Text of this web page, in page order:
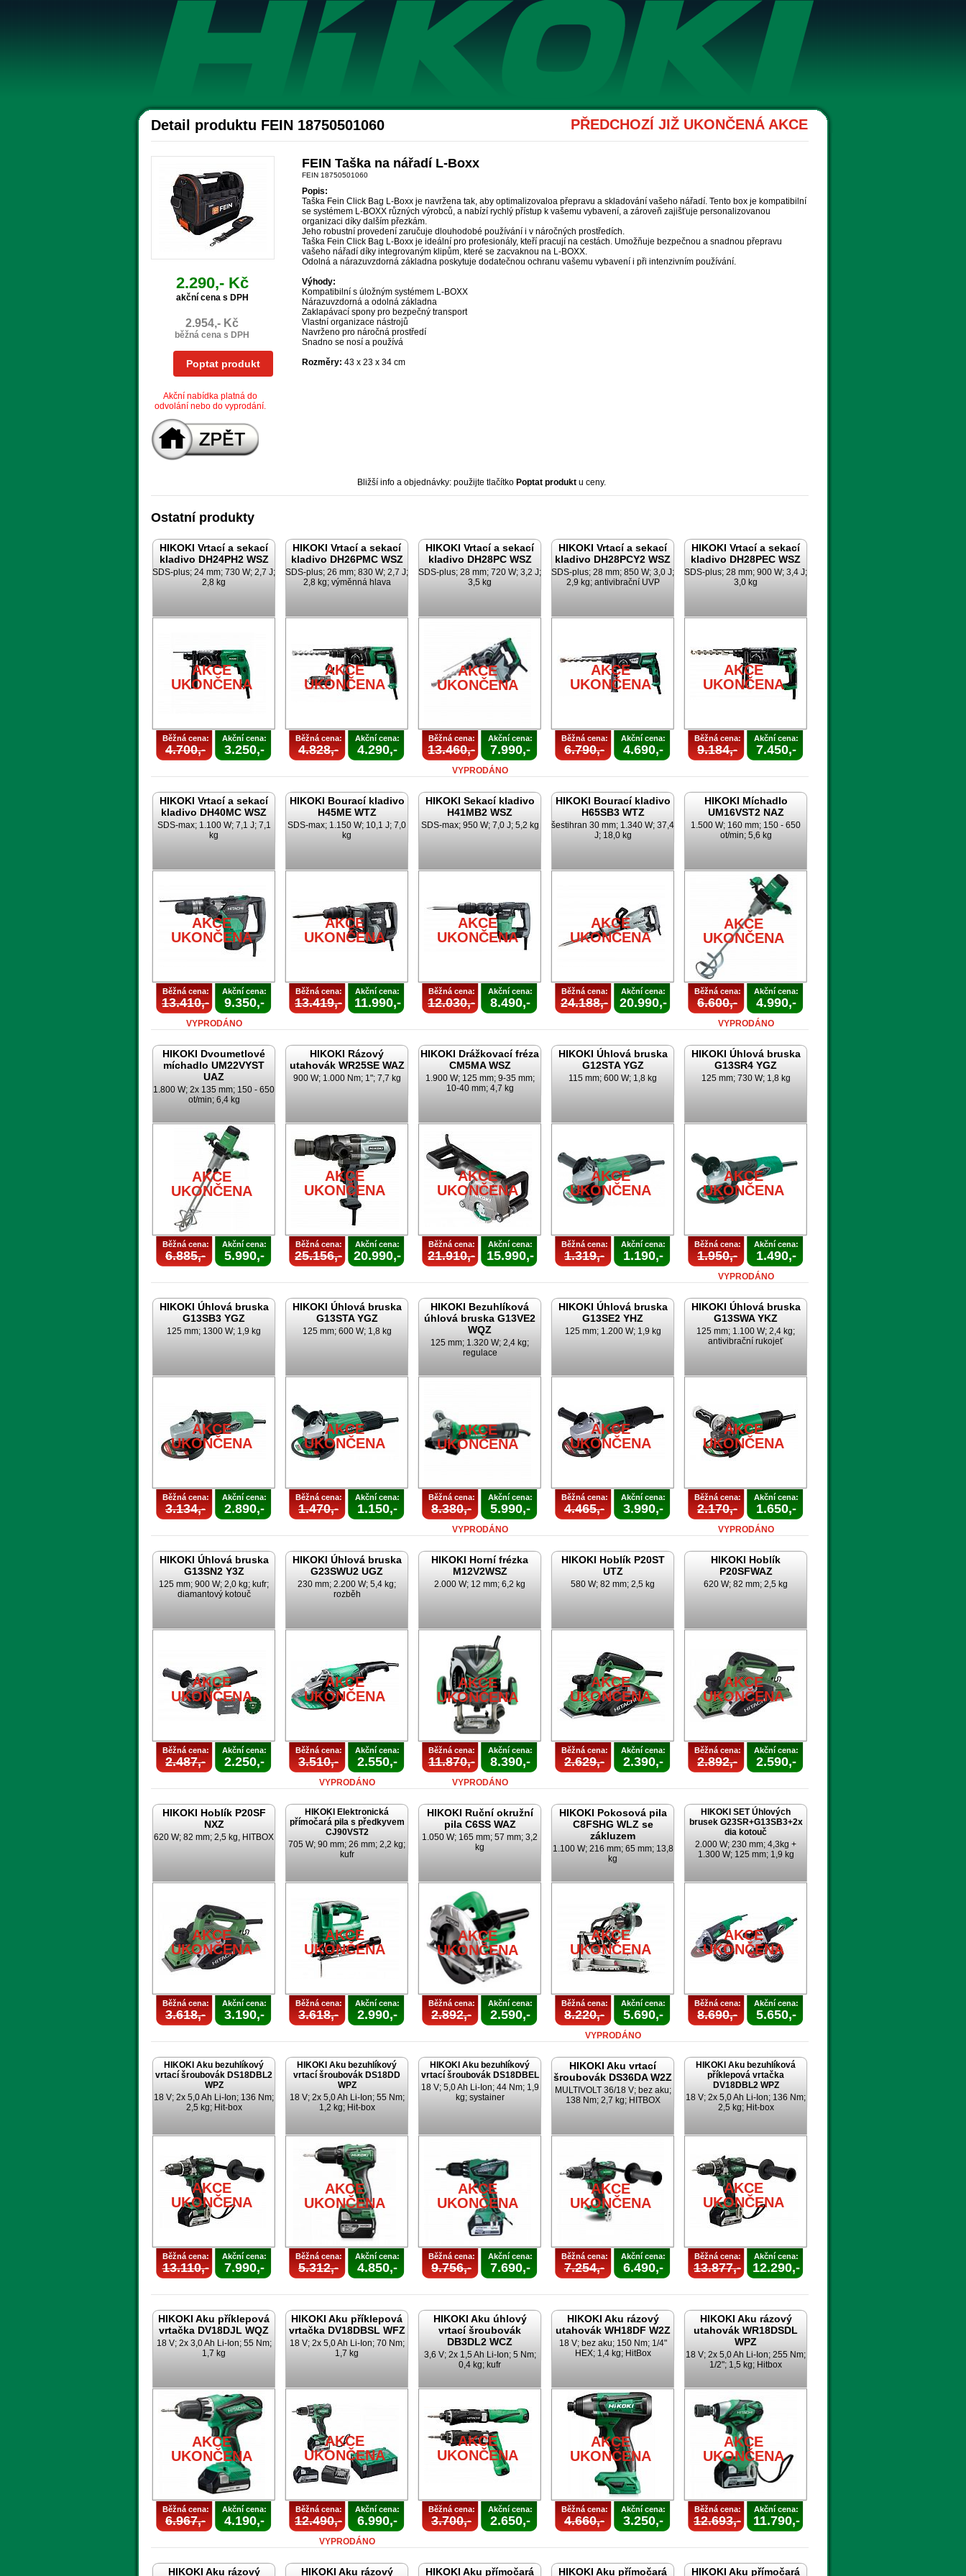
Akce Hikoki
Detail produktu FEIN 18750501060 PŘEDCHOZÍ JIŽ UKONČENÁ AKCE
2.290,- Kč
akční cena s DPH
2.954,- Kč
běžná cena s DPH
Poptat produkt
Akční nabídka platná do
odvolání nebo do vyprodání.
FEIN Taška na nářadí L-Boxx
FEIN 18750501060
Popis:
Taška Fein Click Bag L-Boxx je navržena tak, aby optimalizovaloa přepravu a skladování vašeho nářadí. Tento box je kompatibilní
se systémem L-BOXX různých výrobců, a nabízí rychlý přístup k vašemu vybavení, a zároveň zajišťuje personalizovanou
organizaci díky dalším přezkám.
Jeho robustní provedení zaručuje dlouhodobé používání i v náročných prostředích.
Taška Fein Click Bag L-Boxx je ideální pro profesionály, kteří pracují na cestách. Umožňuje bezpečnou a snadnou přepravu
vašeho nářadí díky integrovaným klipům, které se zacvaknou na L-BOXX.
Odolná a nárazuvzdorná základna poskytuje dodatečnou ochranu vašemu vybavení i při intenzivním používání.
Výhody:
Kompatibilní s úložným systémem L-BOXX
Nárazuvzdorná a odolná základna
Zaklapávací spony pro bezpečný transport
Vlastní organizace nástrojů
Navrženo pro náročná prostředí
Snadno se nosí a používá
Rozměry: 43 x 23 x 34 cm
Bližší info a objednávky: použijte tlačítko Poptat produktu ceny.
Ostatní produkty
HIKOKI Vrtací a sekací
kladivo DH24PH2 WSZ
SDS-plus; 24 mm; 730 W; 2,7 J;
2,8 kg
AKCE
UKONČENA
Běžná cena:
4.700,-
Akční cena:
3.250,-
HIKOKI Vrtací a sekací
kladivo DH26PMC WSZ
SDS-plus; 26 mm; 830 W; 2,7 J;
2,8 kg; výměnná hlava
AKCE
UKONČENA
Běžná cena:
4.828,-
Akční cena:
4.290,-
HIKOKI Vrtací a sekací
kladivo DH28PC WSZ
SDS-plus; 28 mm; 720 W; 3,2 J;
3,5 kg
AKCE
UKONČENA
Běžná cena:
13.460,-
Akční cena:
7.990,-
VYPRODÁNO
HIKOKI Vrtací a sekací
kladivo DH28PCY2 WSZ
SDS-plus; 28 mm; 850 W; 3,0 J;
2,9 kg; antivibrační UVP
AKCE
UKONČENA
Běžná cena:
6.790,-
Akční cena:
4.690,-
HIKOKI Vrtací a sekací
kladivo DH28PEC WSZ
SDS-plus; 28 mm; 900 W; 3,4 J;
3,0 kg
AKCE
UKONČENA
Běžná cena:
9.184,-
Akční cena:
7.450,-
HIKOKI Vrtací a sekací
kladivo DH40MC WSZ
SDS-max; 1.100 W; 7,1 J; 7,1
kg
AKCE
UKONČENA
Běžná cena:
13.410,-
Akční cena:
9.350,-
VYPRODÁNO
HIKOKI Bourací kladivo
H45ME WTZ
SDS-max; 1.150 W; 10,1 J; 7,0
kg
AKCE
UKONČENA
Běžná cena:
13.419,-
Akční cena:
11.990,-
HIKOKI Sekací kladivo
H41MB2 WSZ
SDS-max; 950 W; 7,0 J; 5,2 kg
AKCE
UKONČENA
Běžná cena:
12.030,-
Akční cena:
8.490,-
HIKOKI Bourací kladivo
H65SB3 WTZ
šestihran 30 mm; 1.340 W; 37,4
J; 18,0 kg
AKCE
UKONČENA
Běžná cena:
24.188,-
Akční cena:
20.990,-
HIKOKI Míchadlo
UM16VST2 NAZ
1.500 W; 160 mm; 150 - 650
ot/min; 5,6 kg
AKCE
UKONČENA
Běžná cena:
6.600,-
Akční cena:
4.990,-
VYPRODÁNO
HIKOKI Dvoumetlové
míchadlo UM22VYST
UAZ
1.800 W; 2x 135 mm; 150 - 650
ot/min; 6,4 kg
AKCE
UKONČENA
Běžná cena:
6.885,-
Akční cena:
5.990,-
HIKOKI Rázový
utahovák WR25SE WAZ
900 W; 1.000 Nm; 1"; 7,7 kg
AKCE
UKONČENA
Běžná cena:
25.156,-
Akční cena:
20.990,-
HIKOKI Drážkovací fréza
CM5MA WSZ
1.900 W; 125 mm; 9-35 mm;
10-40 mm; 4,7 kg
AKCE
UKONČENA
Běžná cena:
21.910,-
Akční cena:
15.990,-
HIKOKI Úhlová bruska
G12STA YGZ
115 mm; 600 W; 1,8 kg
AKCE
UKONČENA
Běžná cena:
1.319,-
Akční cena:
1.190,-
HIKOKI Úhlová bruska
G13SR4 YGZ
125 mm; 730 W; 1,8 kg
AKCE
UKONČENA
Běžná cena:
1.950,-
Akční cena:
1.490,-
VYPRODÁNO
HIKOKI Úhlová bruska
G13SB3 YGZ
125 mm; 1300 W; 1,9 kg
AKCE
UKONČENA
Běžná cena:
3.134,-
Akční cena:
2.890,-
HIKOKI Úhlová bruska
G13STA YGZ
125 mm; 600 W; 1,8 kg
AKCE
UKONČENA
Běžná cena:
1.470,-
Akční cena:
1.150,-
HIKOKI Bezuhlíková
úhlová bruska G13VE2
WQZ
125 mm; 1.320 W; 2,4 kg;
regulace
AKCE
UKONČENA
Běžná cena:
8.380,-
Akční cena:
5.990,-
VYPRODÁNO
HIKOKI Úhlová bruska
G13SE2 YHZ
125 mm; 1.200 W; 1,9 kg
AKCE
UKONČENA
Běžná cena:
4.465,-
Akční cena:
3.990,-
HIKOKI Úhlová bruska
G13SWA YKZ
125 mm; 1.100 W; 2,4 kg;
antivibrační rukojeť
AKCE
UKONČENA
Běžná cena:
2.170,-
Akční cena:
1.650,-
VYPRODÁNO
HIKOKI Úhlová bruska
G13SN2 Y3Z
125 mm; 900 W; 2,0 kg; kufr;
diamantový kotouč
AKCE
UKONČENA
Běžná cena:
2.487,-
Akční cena:
2.250,-
HIKOKI Úhlová bruska
G23SWU2 UGZ
230 mm; 2.200 W; 5,4 kg;
rozběh
AKCE
UKONČENA
Běžná cena:
3.510,-
Akční cena:
2.550,-
VYPRODÁNO
HIKOKI Horní frézka
M12V2WSZ
2.000 W; 12 mm; 6,2 kg
AKCE
UKONČENA
Běžná cena:
11.870,-
Akční cena:
8.390,-
VYPRODÁNO
HIKOKI Hoblík P20ST
UTZ
580 W; 82 mm; 2,5 kg
AKCE
UKONČENA
Běžná cena:
2.629,-
Akční cena:
2.390,-
HIKOKI Hoblík
P20SFWAZ
620 W; 82 mm; 2,5 kg
AKCE
UKONČENA
Běžná cena:
2.892,-
Akční cena:
2.590,-
HIKOKI Hoblík P20SF
NXZ
620 W; 82 mm; 2,5 kg, HITBOX
AKCE
UKONČENA
Běžná cena:
3.618,-
Akční cena:
3.190,-
HIKOKI Elektronická
přímočará pila s předkyvem
CJ90VST2
705 W; 90 mm; 26 mm; 2,2 kg;
kufr
AKCE
UKONČENA
Běžná cena:
3.618,-
Akční cena:
2.990,-
HIKOKI Ruční okružní
pila C6SS WAZ
1.050 W; 165 mm; 57 mm; 3,2
kg
AKCE
UKONČENA
Běžná cena:
2.892,-
Akční cena:
2.590,-
HIKOKI Pokosová pila
C8FSHG WLZ se
zákluzem
1.100 W; 216 mm; 65 mm; 13,8
kg
AKCE
UKONČENA
Běžná cena:
8.220,-
Akční cena:
5.690,-
VYPRODÁNO
HIKOKI SET Úhlových
brusek G23SR+G13SB3+2x
dia kotouč
2.000 W; 230 mm; 4,3kg +
1.300 W; 125 mm; 1,9 kg
AKCE
UKONČENA
Běžná cena:
8.690,-
Akční cena:
5.650,-
HIKOKI Aku bezuhlíkový
vrtací šroubovák DS18DBL2
WPZ
18 V; 2x 5,0 Ah Li-Ion; 136 Nm;
2,5 kg; Hit-box
AKCE
UKONČENA
Běžná cena:
13.110,-
Akční cena:
7.990,-
HIKOKI Aku bezuhlíkový
vrtací šroubovák DS18DD
WPZ
18 V; 2x 5,0 Ah Li-Ion; 55 Nm;
1,2 kg; Hit-box
AKCE
UKONČENA
Běžná cena:
5.312,-
Akční cena:
4.850,-
HIKOKI Aku bezuhlíkový
vrtací šroubovák DS18DBEL
18 V; 5,0 Ah Li-Ion; 44 Nm; 1,9
kg; systainer
AKCE
UKONČENA
Běžná cena:
9.756,-
Akční cena:
7.690,-
HIKOKI Aku vrtací
šroubovák DS36DA W2Z
MULTIVOLT 36/18 V; bez aku;
138 Nm; 2,7 kg; HITBOX
AKCE
UKONČENA
Běžná cena:
7.254,-
Akční cena:
6.490,-
HIKOKI Aku bezuhlíková
příklepová vrtačka
DV18DBL2 WPZ
18 V; 2x 5,0 Ah Li-Ion; 136 Nm;
2,5 kg; Hit-box
AKCE
UKONČENA
Běžná cena:
13.877,-
Akční cena:
12.290,-
HIKOKI Aku příklepová
vrtačka DV18DJL WQZ
18 V; 2x 3,0 Ah Li-Ion; 55 Nm;
1,7 kg
AKCE
UKONČENA
Běžná cena:
6.967,-
Akční cena:
4.190,-
HIKOKI Aku příklepová
vrtačka DV18DBSL WFZ
18 V; 2x 5,0 Ah Li-Ion; 70 Nm;
1,7 kg
AKCE
UKONČENA
Běžná cena:
12.490,-
Akční cena:
6.990,-
VYPRODÁNO
HIKOKI Aku úhlový
vrtací šroubovák
DB3DL2 WCZ
3,6 V; 2x 1,5 Ah Li-Ion; 5 Nm;
0,4 kg; kufr
AKCE
UKONČENA
Běžná cena:
3.700,-
Akční cena:
2.650,-
HIKOKI Aku rázový
utahovák WH18DF W2Z
18 V; bez aku; 150 Nm; 1/4"
HEX; 1,4 kg; HitBox
AKCE
UKONČENA
Běžná cena:
4.660,-
Akční cena:
3.250,-
HIKOKI Aku rázový
utahovák WR18DSDL
WPZ
18 V; 2x 5,0 Ah Li-Ion; 255 Nm;
1/2"; 1,5 kg; Hitbox
AKCE
UKONČENA
Běžná cena:
12.693,-
Akční cena:
11.790,-
HIKOKI Aku rázový HIKOKI Aku rázový HIKOKI Aku přímočará HIKOKI Aku přímočará HIKOKI Aku přímočará